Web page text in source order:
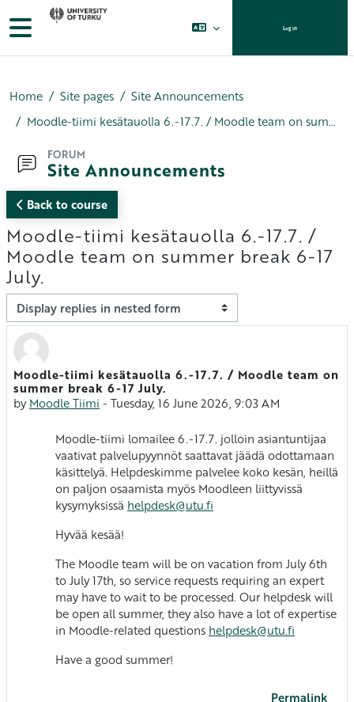
Skip to main content
Side panel Log in
Home Site pages
Site Announcements
Moodle-tiimi kesätauolla 6.-17.7. / Moodle team on summer break 6-17 July.
FORUM
Site Announcements
Back to course
Moodle-tiimi kesätauolla 6.-17.7. /
Moodle team on summer break 6-17
July.
Display mode
Moodle-tiimi kesätauolla 6.-17.7. / Moodle team on
summer break 6-17 July.
byMoodle Tiimi - Tuesday, 16 June 2026, 9:03 AM
Number of replies: 0
Moodle-tiimi lomailee 6.-17.7. jolloin asiantuntijaa
vaativat palvelupyynnöt saattavat jäädä odottamaan
käsittelyä. Helpdeskimme palvelee koko kesän, heillä
on paljon osaamista myös Moodleen liittyvissä
kysymyksissä helpdesk@utu.fi
Hyvää kesää!
The Moodle team will be on vacation from July 6th
to July 17th, so service requests requiring an expert
may have to wait to be processed. Our helpdesk will
be open all summer, they also have a lot of expertise
in Moodle-related questions helpdesk@utu.fi
Have a good summer!
Permalink